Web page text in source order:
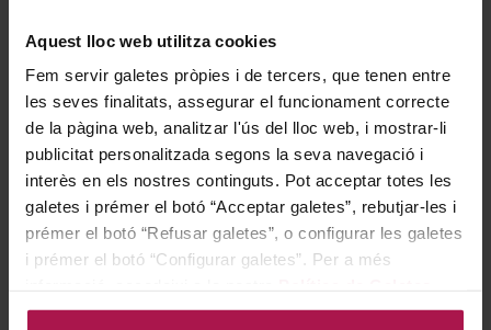
Aquest lloc web utilitza cookies
Fem servir galetes pròpies i de tercers, que tenen entre
les seves finalitats, assegurar el funcionament correcte
de la pàgina web, analitzar l'ús del lloc web, i mostrar-li
publicitat personalitzada segons la seva navegació i
interès en els nostres continguts. Pot acceptar totes les
galetes i prémer el botó “Acceptar galetes”, rebutjar-les i
prémer el botó “Refusar galetes”, o configurar les galetes
i prémer el botó “Configurar galetes”. Per a més
Ideal per acompanyar arrossos mariners, pop a la brasa
o truita de carbassó, aquest blanc realça la frescor i els
matisos de cada plat, convertint-se en una excel·lent
elecció per als que busquen harmonia i versatilitat a
taula.
Historia bodega